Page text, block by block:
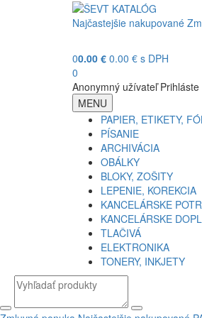
Najčastejšie nakupované
00.00 € 0.00 € s DPH
0
Anonymný užívateľ
MENU
PAPIER, ETIKETY,
PÍSANIE
ARCHIVÁCIA
OBÁLKY
BLOKY, ZOŠITY
LEPENIE, KOREKCIA
KANCELÁRSKE
KANCELÁRSKE
TLAČIVÁ
ELEKTRONIKA
TONERY, INKJETY